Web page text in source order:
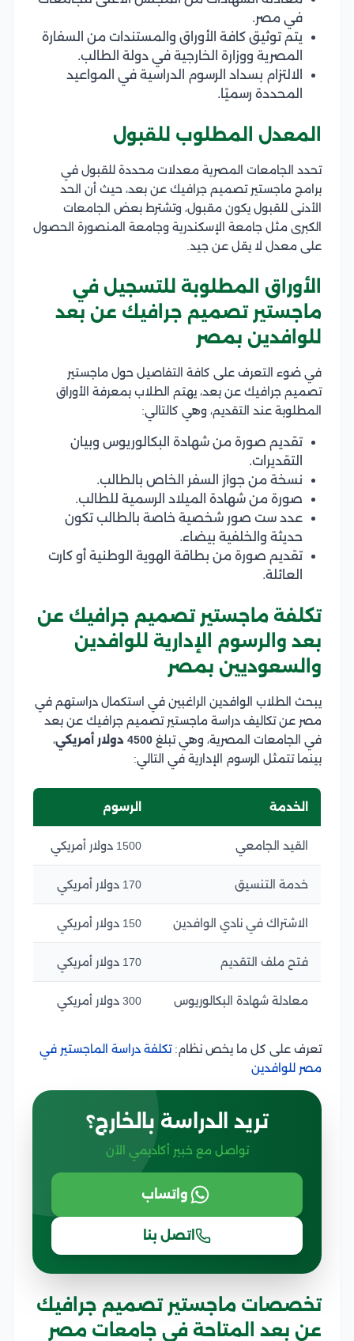
في مصر.
يتم توثيق كافة الأوراق والمستندات من السفارة
المصرية ووزارة الخارجية في دولة الطالب.
الالتزام بسداد الرسوم الدراسية في المواعيد
المحددة رسميًا.
المعدل المطلوب للقبول
تحدد الجامعات المصرية معدلات محددة للقبول في
برامج ماجستير تصميم جرافيك عن بعد، حيث أن الحد
الأدنى للقبول يكون مقبول، وتشترط بعض الجامعات
الكبرى مثل جامعة الإسكندرية وجامعة المنصورة الحصول
على معدل لا يقل عن جيد.
الأوراق المطلوبة للتسجيل في
ماجستير تصميم جرافيك عن بعد
للوافدين بمصر
في ضوء التعرف على كافة التفاصيل حول ماجستير
تصميم جرافيك عن بعد، يهتم الطلاب بمعرفة الأوراق
المطلوبة عند التقديم، وهي كالتالي:
تقديم صورة من شهادة البكالوريوس وبيان
التقديرات.
نسخة من جواز السفر الخاص بالطالب.
صورة من شهادة الميلاد الرسمية للطالب.
عدد ست صور شخصية خاصة بالطالب تكون
حديثة والخلفية بيضاء.
تقديم صورة من بطاقة الهوية الوطنية أو كارت
العائلة.
تكلفة ماجستير تصميم جرافيك عن
بعد والرسوم الإدارية للوافدين
والسعوديين بمصر
يبحث الطلاب الوافدين الراغبين في استكمال دراستهم في
مصر عن تكاليف دراسة ماجستير تصميم جرافيك عن بعد
في الجامعات المصرية، وهي تبلغ 4500 دولار أمريكي
،
بينما تتمثل الرسوم الإدارية في التالي:
الخدمة الرسوم
القيد الجامعي 1500 دولار أمريكي
خدمة التنسيق 170 دولار أمريكي
الاشتراك في نادي الوافدين 150 دولار أمريكي
فتح ملف التقديم 170 دولار أمريكي
معادلة شهادة البكالوريوس 300 دولار أمريكي
تعرف على كل ما يخص نظام:تكلفة دراسة الماجستير في
مصر للوافدين
تريد الدراسة بالخارج؟
تواصل مع خبير أكاديمي الآن
واتساب
اتصل بنا
تخصصات ماجستير تصميم جرافيك
عن بعد المتاحة في جامعات مصر